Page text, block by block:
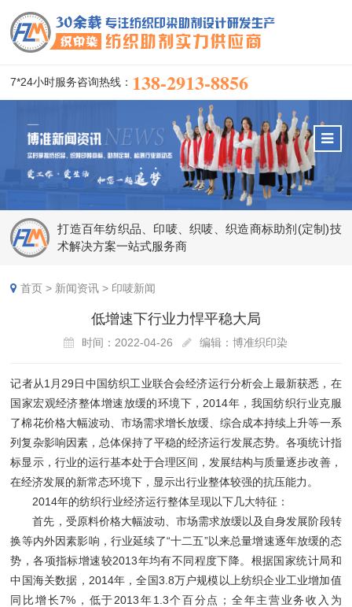
7*24小时服务咨询热线： 138-2913-8856
打造百年纺织品、印唛、织唛、织造商标助剂(定制)技
术解决方案一站式服务商
首页 > 新闻资讯 > 印唛新闻
低增速下行业力悍平稳大局
时间：2022-04-26 编辑：博准织印染
记者从1月29日中国纺织工业联合会经济运行分析会上最新获悉，在
国家宏观经济整体增速放缓的环境下，2014年，我国纺织行业克服
了棉花价格大幅波动、市场需求增长放缓、综合成本持续上升等一系
列复杂影响因素，总体保持了平稳的经济运行发展态势。各项统计指
标显示，行业的运行基本处于合理区间，发展结构与质量逐步改善，
在经济发展的新常态环境下，显示出行业整体较强的抗压能力。
2014年的纺织行业经济运行整体呈现以下几大特征：
首先，受原料价格大幅波动、市场需求放缓以及自身发展阶段转
换等内外因素影响，行业延续了“十二五”以来总量增速逐年放缓的态
势，各项指标增速较2013年均有不同程度下降。根据国家统计局和
中国海关数据，2014年，全国3.8万户规模以上纺织企业工业增加值
同比增长7%，低于2013年1.3个百分点；全年主营业务收入为